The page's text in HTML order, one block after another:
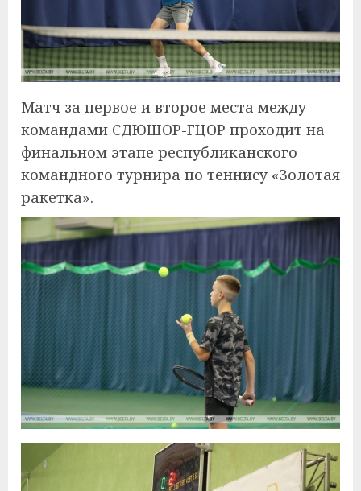
Матч за первое и второе места между
командами СДЮШОР-ГЦОР проходит на
финальном этапе республиканского
командного турнира по теннису «Золотая
ракетка».